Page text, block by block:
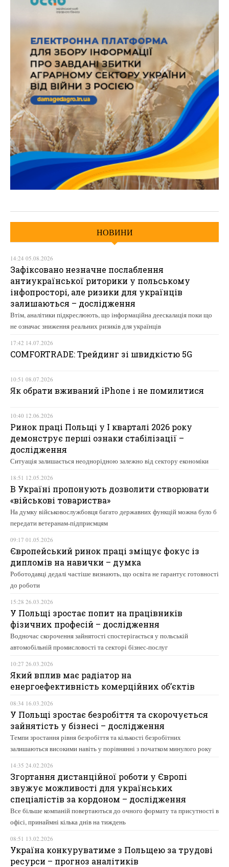
НОВИНИ
14:24 05.08.2026
Зафіксовано незначне послаблення
антиукраїнської риторики у польському
інфопросторі, але ризики для українців
залишаються – дослідження
Втім, аналітики підкреслюють, що інформаційна деескалація поки що
не означає зниження реальних ризиків для українців
17:42 14.07.2026
COMFORTRADE: Трейдинг зі швидкістю 5G
10:51 08.07.2026
Як обрати вживаний iPhone і не помилитися
10:40 12.06.2026
Ринок праці Польщі у І кварталі 2026 року
демонструє перші ознаки стабілізації –
дослідження
Ситуація залишається неоднорідною залежно від сектору економіки
18:51 12.05.2026
В Україні пропонують дозволити створювати
«військові товариства»
На думку військовослужбовця багато державних функцій можна було б
передати ветеранам-підприємцям
09:17 01.05.2026
Європейський ринок праці зміщує фокус із
дипломів на навички – думка
Роботодавці дедалі частіше визнають, що освіта не гарантує готовності
до роботи
15:28 26.03.2026
У Польщі зростає попит на працівників
фізичних професій – дослідження
Водночас скорочення зайнятості спостерігається у польській
автомобільній промисловості та секторі бізнес-послуг
10:27 26.03.2026
Який вплив має радіатор на
енергоефективність комерційних об’єктів
08:34 16.03.2026
У Польщі зростає безробіття та скорочується
зайнятість у бізнесі – дослідження
Темпи зростання рівня безробіття та кількості безробітних
залишаються високими навіть у порівнянні з початком минулого року
14:35 24.02.2026
Згортання дистанційної роботи у Європі
звужує можливості для українських
спеціалістів за кордоном – дослідження
Все більше компаній повертаються до очного формату та присутності в
офісі, принаймні кілька днів на тиждень
08:51 13.02.2026
Україна конкуруватиме з Польщею за трудові
ресурси – прогноз аналітиків